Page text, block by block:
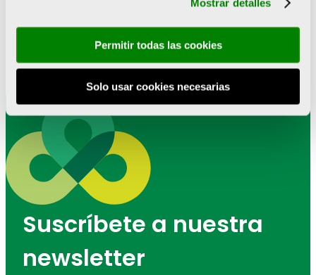
Mostrar detalles
Permitir todas las cookies
Solo usar cookies necesarias
SIGUIENTE
Suscríbete a nuestra
newsletter